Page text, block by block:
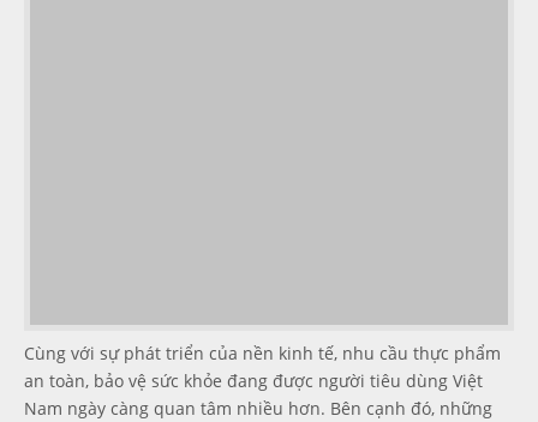
Cùng với sự phát triển của nền kinh tế, nhu cầu thực phẩm
an toàn, bảo vệ sức khỏe đang được người tiêu dùng Việt
Nam ngày càng quan tâm nhiều hơn. Bên cạnh đó, những